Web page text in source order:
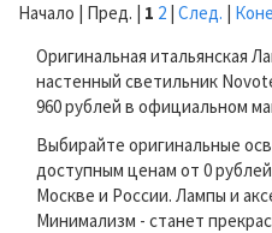
Начало | Пред. | 1 2 | След. |
Оригинальная итальянская
настенный светильник
960 рублей в официальном
Выбирайте оригинальные
доступным ценам от 0
Москве и России. Лампы и
Минимализм - станет